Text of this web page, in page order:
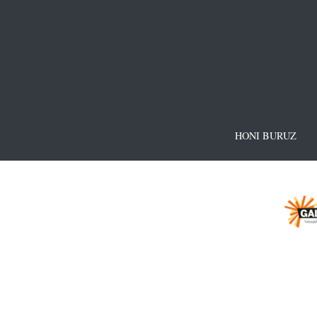
HONI BURUZ